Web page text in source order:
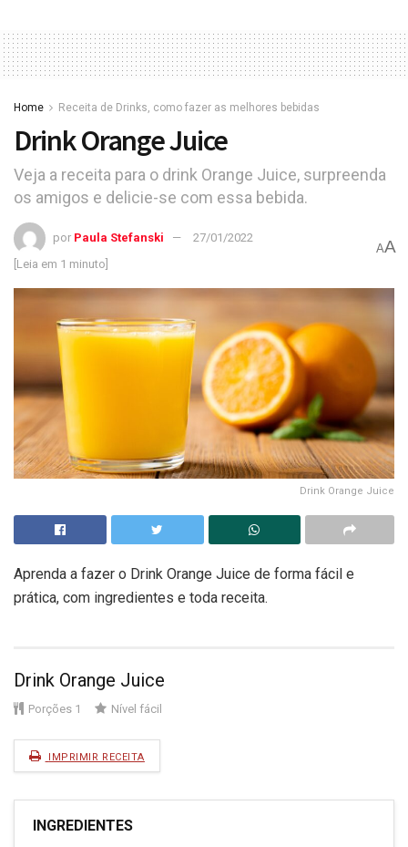
Home Receita de Drinks, como fazer as melhores bebidas
Drink Orange Juice
Veja a receita para o drink Orange Juice, surpreenda
os amigos e delicie-se com essa bebida.
por Paula Stefanski
27/01/2022
[Leia em 1 minuto]
AA
Drink Orange Juice
Aprenda a fazer o Drink Orange Juice de forma fácil e
prática, com ingredientes e toda receita.
Drink Orange Juice
Porções 1 Nível fácil
IMPRIMIR RECEITA
INGREDIENTES